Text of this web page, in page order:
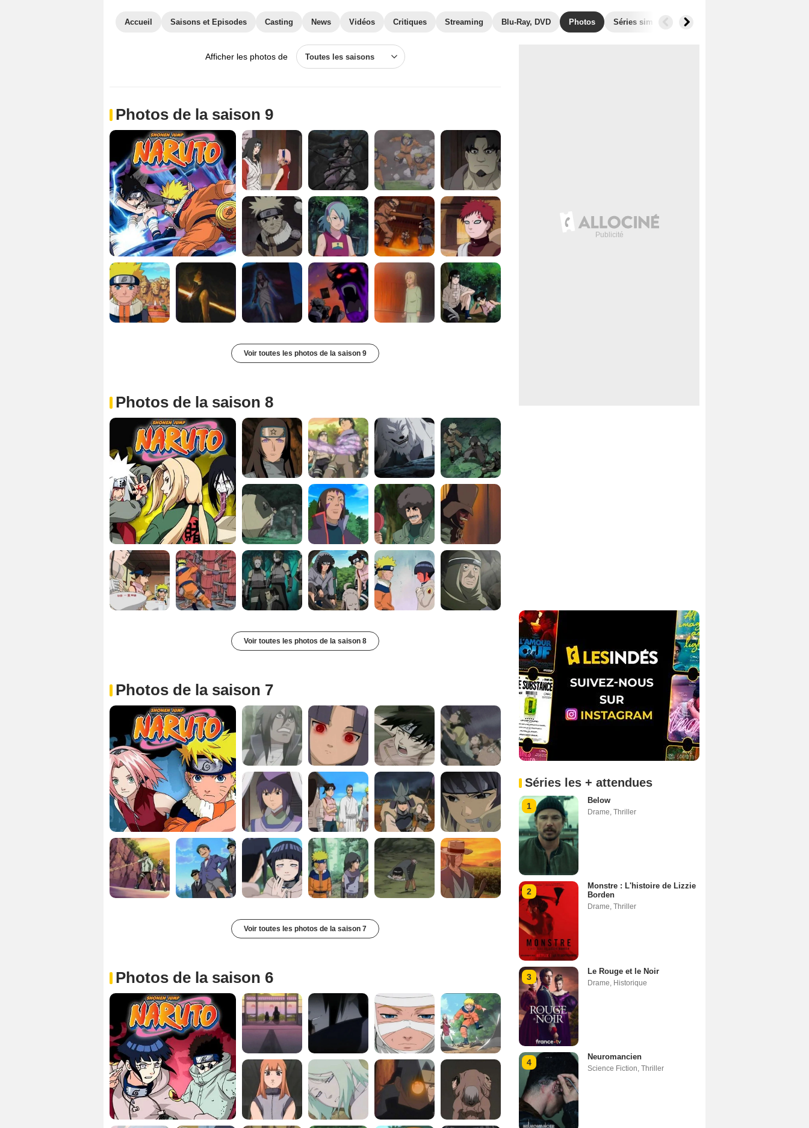
Accueil Saisons et Episodes Casting News Vidéos Critiques Streaming Blu-Ray, DVD Photos Séries similaires
Afficher les photos de Toutes les saisons
Photos de la saison 9
Voir toutes les photos de la saison 9
Photos de la saison 8
Voir toutes les photos de la saison 8
Photos de la saison 7
Voir toutes les photos de la saison 7
Photos de la saison 6
Séries les + attendues
1
Below
Drame, Thriller
2
Monstre : L'histoire de Lizzie
Borden
Drame, Thriller
3
Le Rouge et le Noir
Drame, Historique
4
Neuromancien
Science Fiction, Thriller